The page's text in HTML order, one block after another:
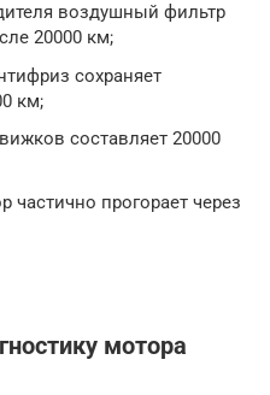
воздушный фильтр
20000 км;
сохраняет
км;
составляет 20000
частично прогорает через
мотора